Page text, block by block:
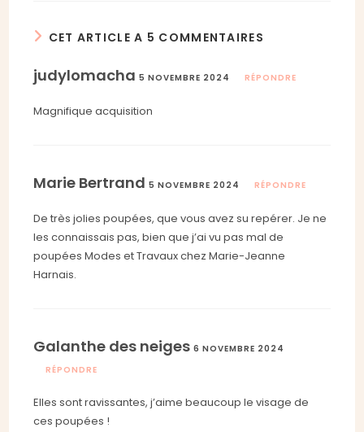
CET ARTICLE A 5 COMMENTAIRES
judylomacha5 NOVEMBRE 2024 RÉPONDRE
Magnifique acquisition
Marie Bertrand5 NOVEMBRE 2024 RÉPONDRE
De très jolies poupées, que vous avez su repérer. Je ne
les connaissais pas, bien que j’ai vu pas mal de
poupées Modes et Travaux chez Marie-Jeanne
Harnais.
Galanthe des neiges6 NOVEMBRE 2024
RÉPONDRE
Elles sont ravissantes, j’aime beaucoup le visage de
ces poupées !